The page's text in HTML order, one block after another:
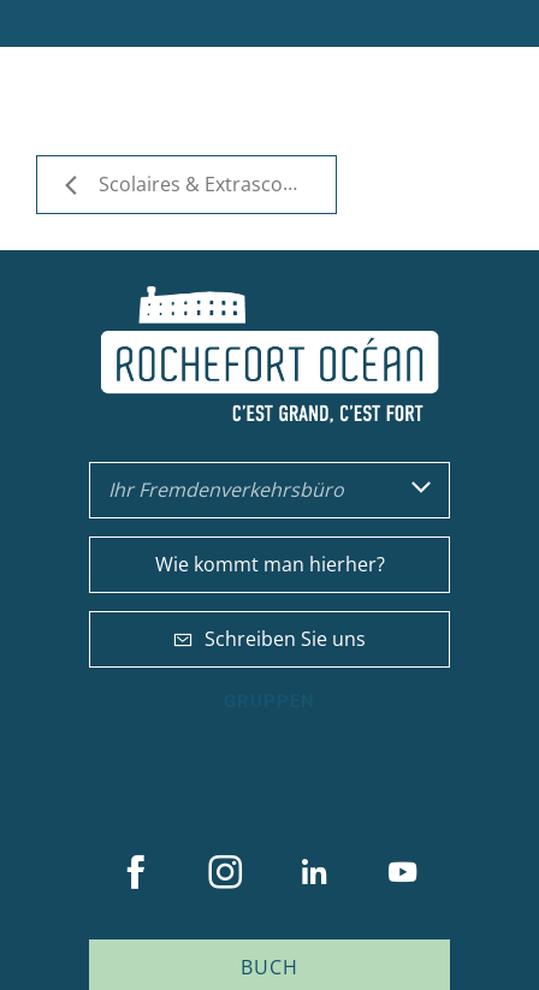
Scolaires & Extrascolaires - Deutsch
Ihr Fremdenverkehrsbüro
Wie kommt man hierher?
Schreiben Sie uns
BUCH